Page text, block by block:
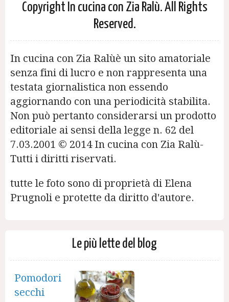
Copyright In cucina con Zia Ralù. All Rights
Reserved.
In cucina con Zia Ralùè un sito amatoriale
senza fini di lucro e non rappresenta una
testata giornalistica non essendo
aggiornando con una periodicità stabilita.
Non può pertanto considerarsi un prodotto
editoriale ai sensi della legge n. 62 del
7.03.2001 © 2014 In cucina con Zia Ralù-
Tutti i diritti riservati.
tutte le foto sono di proprietà di Elena
Prugnoli e protette da diritto d'autore.
Le più lette del blog
Pomodori
secchi